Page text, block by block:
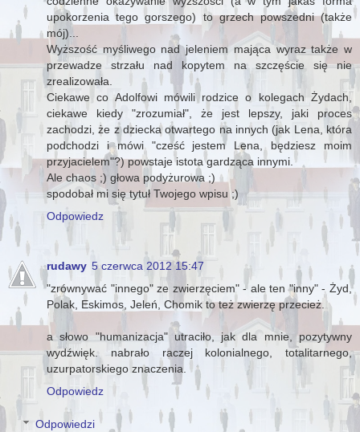
upokorzenia tego gorszego) to grzech powszedni (także
mój)...
Wyższość myśliwego nad jeleniem mająca wyraz także w
przewadze strzału nad kopytem na szczęście się nie
zrealizowała.
Ciekawe co Adolfowi mówili rodzice o kolegach Żydach,
ciekawe kiedy "zrozumiał", że jest lepszy, jaki proces
zachodzi, że z dziecka otwartego na innych (jak Lena, która
podchodzi i mówi "cześć jestem Lena, będziesz moim
przyjacielem"?) powstaje istota gardząca innymi.
Ale chaos ;) głowa podyżurowa ;)
spodobał mi się tytuł Twojego wpisu ;)
Odpowiedz
rudawy 5 czerwca 2012 15:47
"zrównywać "innego" ze zwierzęciem" - ale ten "inny" - Żyd,
Polak, Eskimos, Jeleń, Chomik to też zwierzę przecież.
a słowo "humanizacja" utraciło, jak dla mnie, pozytywny
wydźwięk. nabrało raczej kolonialnego, totalitarnego,
uzurpatorskiego znaczenia.
Odpowiedz
Odpowiedzi